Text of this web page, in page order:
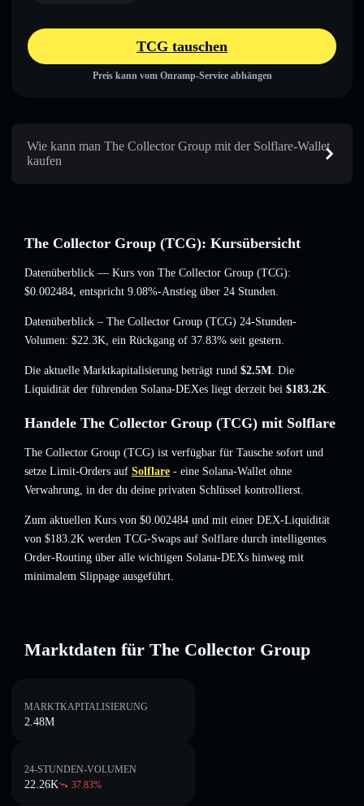
TCG tauschen
Preis kann vom Onramp-Service abhängen
Wie kann man The Collector Group mit der Solflare-Wallet
kaufen
The Collector Group (TCG): Kursübersicht
Datenüberblick — Kurs von The Collector Group (TCG):
$0.002484, entspricht 9.08%-Anstieg über 24 Stunden.
Datenüberblick – The Collector Group (TCG) 24-Stunden-
Volumen: $22.3K, ein Rückgang of 37.83% seit gestern.
Die aktuelle Marktkapitalisierung beträgt rund $2.5M. Die
Liquidität der führenden Solana-DEXes liegt derzeit bei $183.2K.
Handele The Collector Group (TCG) mit Solflare
The Collector Group (TCG) ist verfügbar für Tausche sofort und
setze Limit-Orders auf Solflare - eine Solana-Wallet ohne
Verwahrung, in der du deine privaten Schlüssel kontrollierst.
Zum aktuellen Kurs von $0.002484 und mit einer DEX-Liquidität
von $183.2K werden TCG-Swaps auf Solflare durch intelligentes
Order-Routing über alle wichtigen Solana-DEXs hinweg mit
minimalem Slippage ausgeführt.
Marktdaten für The Collector Group
MARKTKAPITALISIERUNG
2.48M
24-STUNDEN-VOLUMEN
22.26K 37.83%